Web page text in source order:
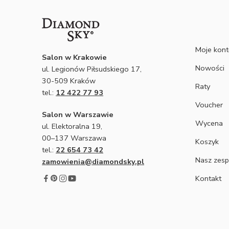
Salon w Krakowie
ul. Legionów Piłsudskiego 17,
30-509 Kraków
tel.: 12 422 77 93
Salon w Warszawie
ul. Elektoralna 19,
00–137 Warszawa
tel.: 22 654 73 42
zamowienia@diamondsky.pl
Moje
Nowości
Raty
Voucher
Wycena
Koszyk
Nasz
Kontakt